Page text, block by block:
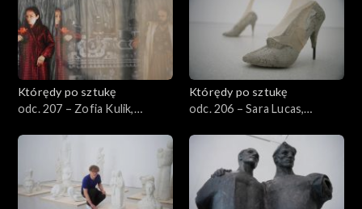
Którędy po sztukę
odc. 207 – Zofia Kulik,
Którędy po sztukę
odc. 206 – Sara Lucas,